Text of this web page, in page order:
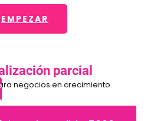
EMPEZAR
parcial
negocios en crecimiento.